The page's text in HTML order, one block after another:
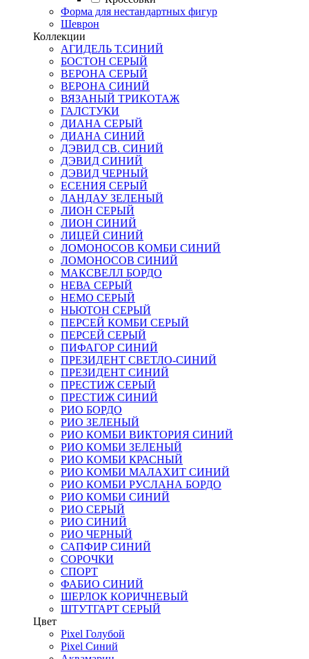
Форма для нестандартных фигур
Шеврон
Коллекции
АГИДЕЛЬ Т.СИНИЙ
БОСТОН СЕРЫЙ
ВЕРОНА СЕРЫЙ
ВЕРОНА СИНИЙ
ВЯЗАНЫЙ ТРИКОТАЖ
ГАЛСТУКИ
ДИАНА СЕРЫЙ
ДИАНА СИНИЙ
ДЭВИД СВ. СИНИЙ
ДЭВИД СИНИЙ
ДЭВИД ЧЕРНЫЙ
ЕСЕНИЯ СЕРЫЙ
ЛАНДАУ ЗЕЛЕНЫЙ
ЛИОН СЕРЫЙ
ЛИОН СИНИЙ
ЛИЦЕЙ СИНИЙ
ЛОМОНОСОВ КОМБИ СИНИЙ
ЛОМОНОСОВ СИНИЙ
МАКСВЕЛЛ БОРДО
НЕВА СЕРЫЙ
НЕМО СЕРЫЙ
НЬЮТОН СЕРЫЙ
ПЕРСЕЙ КОМБИ СЕРЫЙ
ПЕРСЕЙ СЕРЫЙ
ПИФАГОР СИНИЙ
ПРЕЗИДЕНТ СВЕТЛО-СИНИЙ
ПРЕЗИДЕНТ СИНИЙ
ПРЕСТИЖ СЕРЫЙ
ПРЕСТИЖ СИНИЙ
РИО БОРДО
РИО ЗЕЛЕНЫЙ
РИО КОМБИ ВИКТОРИЯ СИНИЙ
РИО КОМБИ ЗЕЛЕНЫЙ
РИО КОМБИ КРАСНЫЙ
РИО КОМБИ МАЛАХИТ СИНИЙ
РИО КОМБИ РУСЛАНА БОРДО
РИО КОМБИ СИНИЙ
РИО СЕРЫЙ
РИО СИНИЙ
РИО ЧЕРНЫЙ
САПФИР СИНИЙ
СОРОЧКИ
СПОРТ
ФАБИО СИНИЙ
ШЕРЛОК КОРИЧНЕВЫЙ
ШТУТГАРТ СЕРЫЙ
Цвет
Pixel Голубой
Pixel Синий